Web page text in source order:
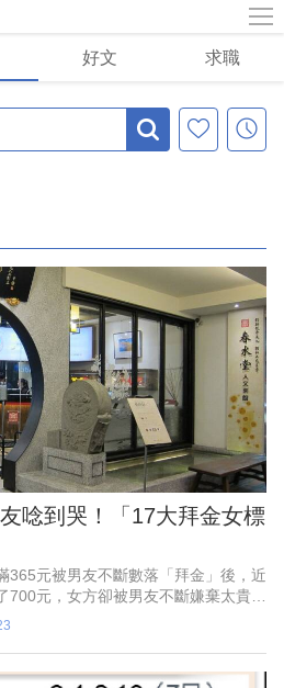
好文 求職
唸到哭！「17大拜金女標
365元被男友不斷數落「拜金」後，近
700元，女方卻被男友不斷嫌棄太貴，
對此更有網友反諷整理出近年來爆
次刷新大眾三觀，其中竟然連買50元